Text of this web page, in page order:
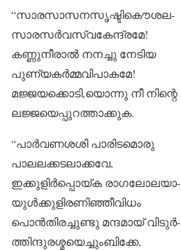
“സാരസാസനസൃഷ്ടികൌശല-
സാരസർവസ്വകേന്ദ്രമേ!
കണ്ണുനീരാൽ നനച്ചു നേടിയ
പുണ്യകർമ്മവിപാകമേ!
മജ്ജയക്കൊടി,യൊന്നു നീ നിന്റെ
ലജ്ജയെപ്പുറത്താക്കുക.
“പാർവണശശി പാരിടമൊരു
പാലലക്കടലാക്കവേ,
ഇക്കുളിർപ്പൊയ്ക രാഗലോലയാ-
യുൾക്കുളിരണിഞ്ഞീവിധം
പൊൻതിരച്ചുണ്ടു മന്ദമായ് വിടുർ-
ത്തിന്ദുരശ്മയെച്ചുംബിക്കേ,